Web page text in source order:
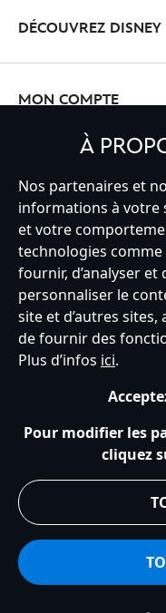
DÉCOUVREZ DISNEY
MON COMPTE
France
Service clients Conditions
Politique de cookies
s172 Statements
À
Nos partenaires et
informations à votre
et votre
technologies
fournir, d’analyser et
personnaliser le
site et d’autres
de fournir des
Plus d’infos ici.
Pour modifier les
cliquez